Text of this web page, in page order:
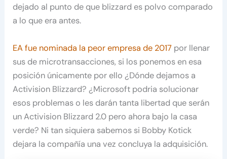
dejado al punto de que blizzard es polvo comparado
a lo que era antes.
EA fue nominada la peor empresa de 2017 por llenar
sus de microtransacciones, si los ponemos en esa
posición únicamente por ello ¿Dónde dejamos a
Activision Blizzard? ¿Microsoft podria solucionar
esos problemas o les darán tanta libertad que serán
un Activision Blizzard 2.0 pero ahora bajo la casa
verde? Ni tan siquiera sabemos si Bobby Kotick
dejara la compañía una vez concluya la adquisición.